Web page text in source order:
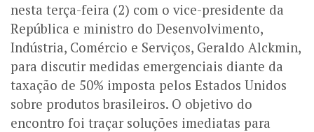
nesta terça-feira (2) com o vice-presidente da
República e ministro do Desenvolvimento,
Indústria, Comércio e Serviços, Geraldo Alckmin,
para discutir medidas emergenciais diante da
taxação de 50% imposta pelos Estados Unidos
sobre produtos brasileiros. O objetivo do
encontro foi traçar soluções imediatas para